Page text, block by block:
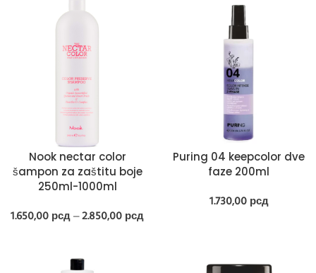
Nook nectar color
šampon za zaštitu boje
250ml-1000ml
1.650,00 рсд – 2.850,00 рсд
Puring 04 keepcolor dve
faze 200ml
1.730,00 рсд